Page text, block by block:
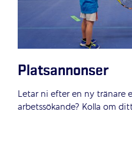
Platsannonser
Letar ni efter en ny tränare
arbetssökande? Kolla om